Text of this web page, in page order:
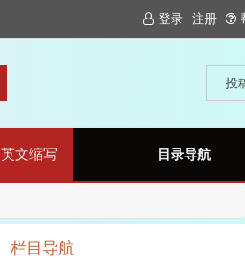
登录 注册
投
目录导航
英文缩写
栏目导航